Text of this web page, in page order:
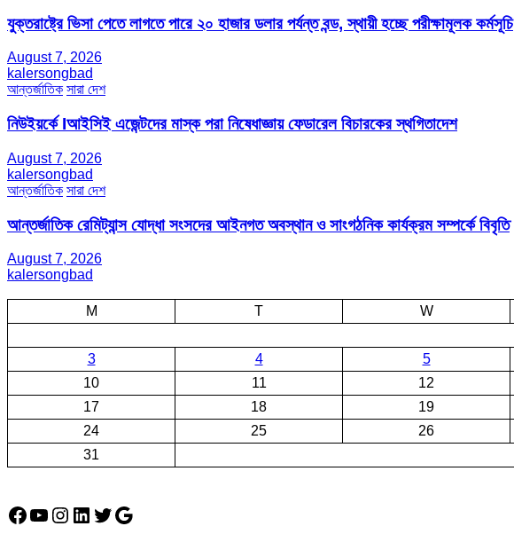
যুক্তরাষ্ট্রে ভিসা পেতে লাগতে পারে ২০ হাজার ডলার পর্যন্ত বন্ড, স্থায়ী হচ্ছে পরীক্ষামূলক কর্মসূচি
August 7, 2026
kalersongbad
আন্তর্জাতিক সারা দেশ
নিউইয়র্কে Iআইসিই এজেন্টদের মাস্ক পরা নিষেধাজ্ঞায় ফেডারেল বিচারকের স্থগিতাদেশ
August 7, 2026
kalersongbad
আন্তর্জাতিক সারা দেশ
আন্তর্জাতিক রেমিট্যান্স যোদ্ধা সংসদের আইনগত অবস্থান ও সাংগঠনিক কার্যক্রম সম্পর্কে বিবৃতি
August 7, 2026
kalersongbad
M
T W
3
4 5
10
11 12
17
18 19
24
25 26
31
Facebook
YouTube
Instagram
LinkedIn
Twitter
Google